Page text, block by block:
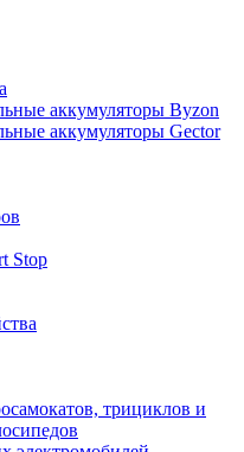
аккумуляторы Byzon
аккумуляторы Gector
Stop
трициклов и